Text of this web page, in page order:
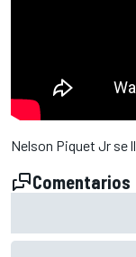
Nelson Piquet Jr se
Comentarios